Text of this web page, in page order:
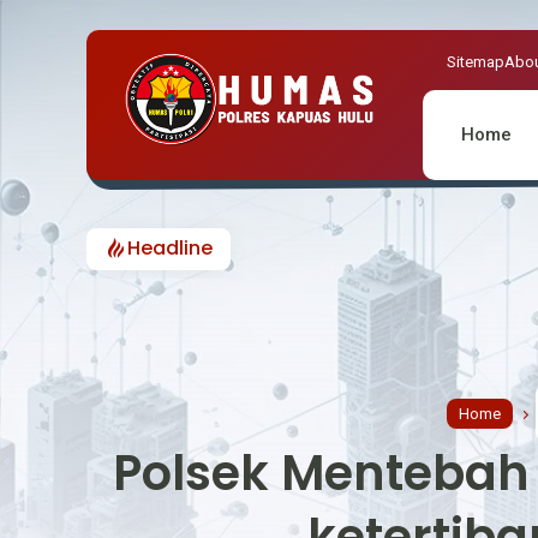
Sitemap
Home
Headline Cegah Polemik
Home
Polsek